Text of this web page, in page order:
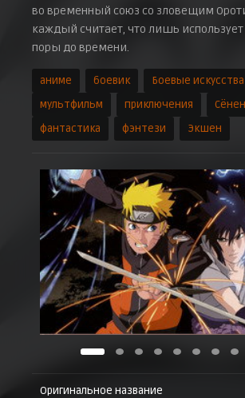
Секретные способности Тиё
2 августа 2007 г.
2 августа 2007 г.
Третий Кадзэкагэ
9 августа 2007 г.
Три минуты между жизнью и смертью
16 августа 2007 г.
Десять кукол против сотни
23 августа 2007 г.
Несбывшаяся мечта
30 августа 2007 г.
Возрождённые звери
13 сентября 2007 г.
Прозрение Какаси!
27 сентября 2007 г.
Красота мгновения
27 сентября 2007 г.
18 октября 2007 г.
25 октября 2007 г.
во временный союз со зловещим
каждый считает, что лишь использует
поры до времени.
аниме боевик
Боевые искусства
мультфильм
приключения Сёнен
фантастика
фэнтези Экшен
Оригинальное название